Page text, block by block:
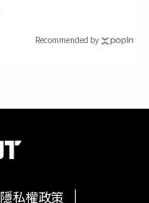
Recommended by
隱私權政策